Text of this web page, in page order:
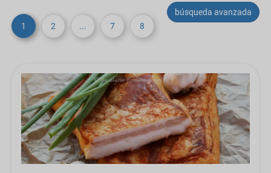
búsqueda avanzada
1
2 ... 7 8